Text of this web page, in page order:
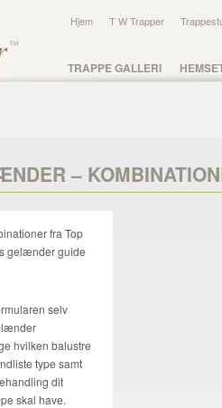
Hjem T W Trapper
TRAPPE GALLERI
–
fra Top
gelænder guide
selv
hvilken balustre
type samt
dit
skal have.